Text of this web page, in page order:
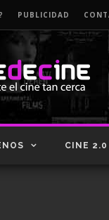
PUBLICIDAD
CINE 2.0